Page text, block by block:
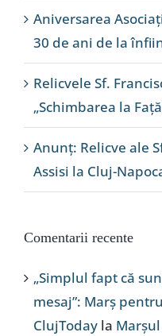
Aniversarea
30 de ani de la
Relicvele Sf.
„Schimbarea la
Anunț: Relicve ale
Assisi la Cluj-
Comentarii recente
„Simplul fapt că
mesaj”: Marș
ClujToday la